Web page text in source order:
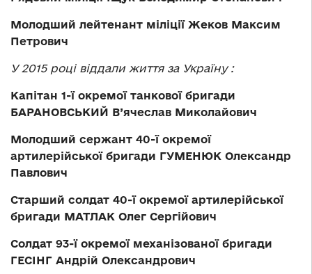
Молодший лейтенант міліції Жеков Максим
Петрович
У 2015 році віддали життя за Україну:
Капітан 1-ї окремої танкової бригади
БАРАНОВСЬКИЙ В’ячеслав Миколайович
Молодший сержант 40-ї окремої
артилерійської бригади ГУМЕНЮК Олександр
Павлович
Старший солдат 40-ї окремої артилерійської
бригади МАТЛАК Олег Сергійович
Солдат 93-ї окремої механізованої бригади
ГЕСІНГ Андрій Олександрович